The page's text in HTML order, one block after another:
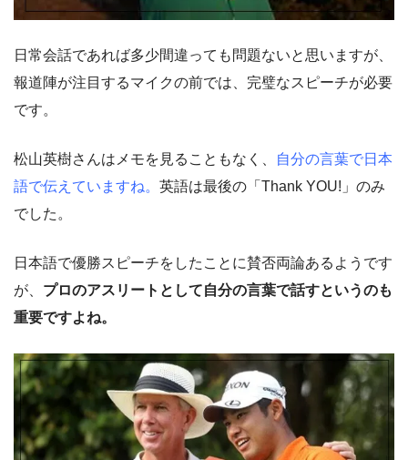
日常会話であれば多少間違っても問題ないと思いますが、
報道陣が注目するマイクの前では、完璧なスピーチが必要
です。
松山英樹さんはメモを見ることもなく、
自分の言葉で日本
語で伝えていますね。 英語は最後の「Thank YOU!」のみ
でした。
日本語で優勝スピーチをしたことに賛否両論あるようです
が、 プロのアスリートとして自分の言葉で話すというのも
重要ですよね。